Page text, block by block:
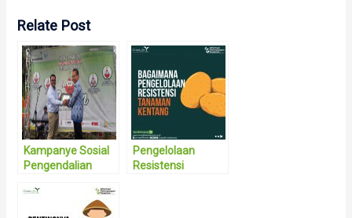
Relate Post
Kampanye Sosial
Pengendalian
Penyakit Terpadu
Pada Bawang
Pengelolaan
Resistensi